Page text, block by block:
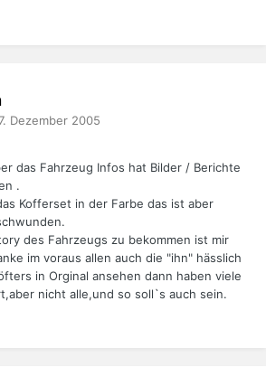
Dezember 2005
das Fahrzeug Infos hat Bilder / Berichte
.
Kofferset in der Farbe das ist aber
des Fahrzeugs zu bekommen ist mir
im voraus allen auch die "ihn" hässlich
in Orginal ansehen dann haben viele
nicht alle,und so soll`s auch sein.